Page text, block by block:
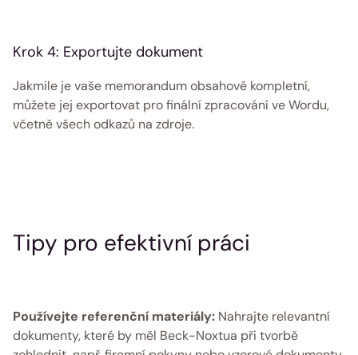
Krok 4: Exportujte dokument
Jakmile je vaše memorandum obsahově kompletní,
můžete jej exportovat pro finální zpracování ve Wordu,
včetně všech odkazů na zdroje.
Tipy pro efektivní práci
Používejte referenční materiály: Nahrajte relevantní
dokumenty, které by měl Beck-Noxtua při tvorbě